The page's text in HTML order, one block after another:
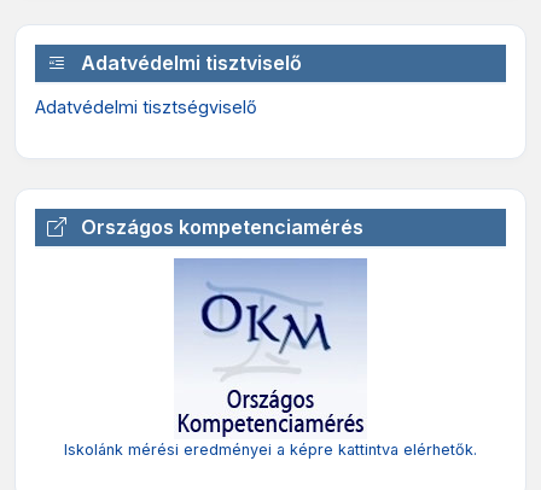
Adatvédelmi tisztviselő
Adatvédelmi tisztségviselő
Országos kompetenciamérés
Iskolánk mérési eredményei a képre kattintva elérhetők.